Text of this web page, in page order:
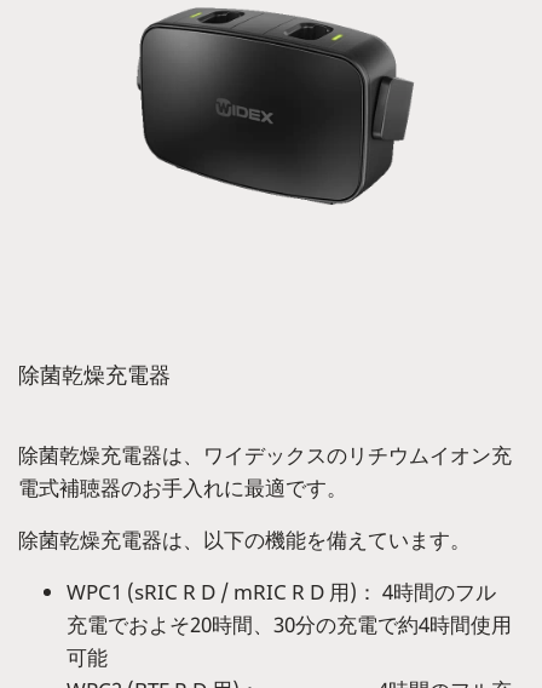
除菌乾燥充電器
除菌乾燥充電器は、ワイデックスのリチウムイオン充
電式補聴器のお手入れに最適です。
除菌乾燥充電器は、以下の機能を備えています。
WPC1 (sRIC R D / mRIC R D 用)： 4時間のフル
充電でおよそ20時間、30分の充電で約4時間使用
可能